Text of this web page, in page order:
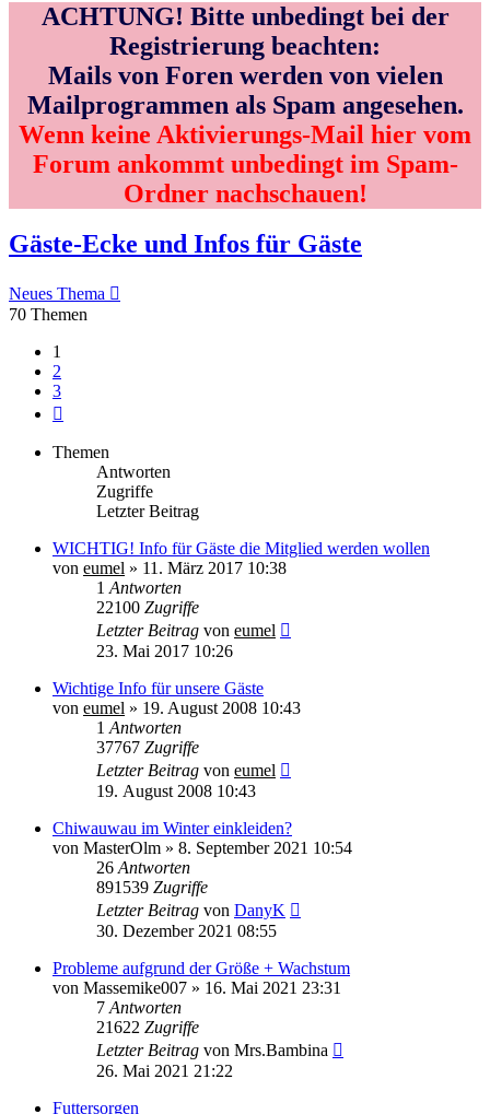
ACHTUNG! Bitte unbedingt bei der
Registrierung beachten:
Mails von Foren werden von vielen
Mailprogrammen als Spam angesehen.
Wenn keine Aktivierungs-Mail hier vom
Forum ankommt unbedingt im Spam-
Ordner nachschauen!
Gäste-Ecke und Infos für Gäste
Neues Thema
70 Themen
1
2
3
Themen
Antworten
Zugriffe
Letzter Beitrag
WICHTIG! Info für Gäste die Mitglied werden wollen
von eumel » 11. März 2017 10:38
1 Antworten
22100 Zugriffe
Letzter Beitrag von eumel
23. Mai 2017 10:26
Wichtige Info für unsere Gäste
von eumel » 19. August 2008 10:43
1 Antworten
37767 Zugriffe
Letzter Beitrag von eumel
19. August 2008 10:43
Chiwauwau im Winter einkleiden?
von MasterOlm » 8. September 2021 10:54
26 Antworten
891539 Zugriffe
Letzter Beitrag von DanyK
30. Dezember 2021 08:55
Probleme aufgrund der Größe + Wachstum
von Massemike007 » 16. Mai 2021 23:31
7 Antworten
21622 Zugriffe
Letzter Beitrag von Mrs.Bambina
26. Mai 2021 21:22
Futtersorgen